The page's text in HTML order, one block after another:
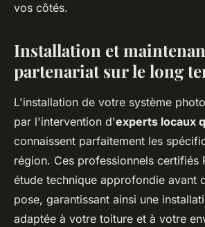
vos côtés.
Installation et
partenariat sur le long
L'installation de votre système
par l'intervention d'experts locaux
connaissent parfaitement les
région. Ces professionnels certifiés
étude technique approfondie avant
pose, garantissant ainsi une
adaptée à votre toiture et à votre